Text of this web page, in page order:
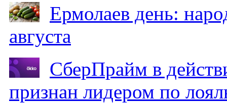
Ермолаев день:
августа
СберПрайм в
признан лидером по